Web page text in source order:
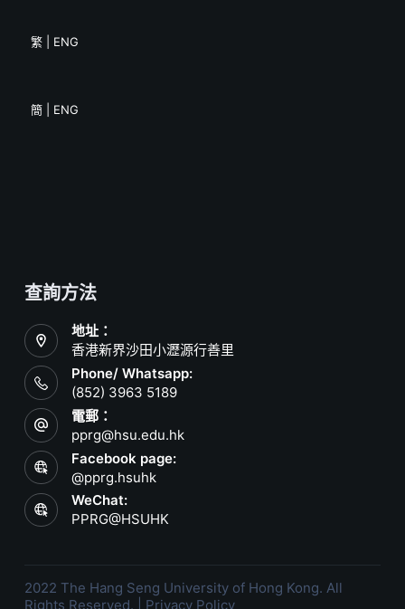
繁 | ENG
簡 | ENG
查詢方法
地址：
香港新界沙田小瀝源行善里
Phone/ Whatsapp:
(852) 3963 5189
電郵：
pprg@hsu.edu.hk
Facebook page:
@pprg.hsuhk
WeChat:
PPRG@HSUHK
2022 The Hang Seng University of Hong Kong. All
Rights Reserved. | Privacy Policy